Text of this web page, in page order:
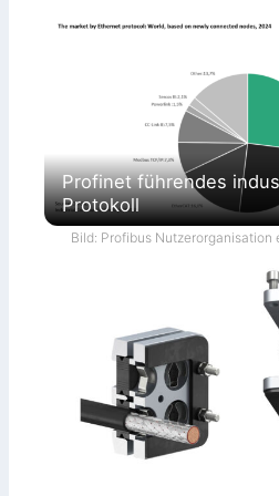
Profinet führendes
Protokoll
Bild: Profibus Nutzerorganisation